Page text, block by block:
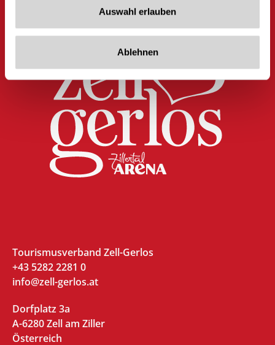
Auswahl erlauben
Ablehnen
Tourismusverband Zell-Gerlos
+43 5282 2281 0
info@zell-gerlos.at
Dorfplatz 3a
A-6280 Zell am Ziller
Österreich